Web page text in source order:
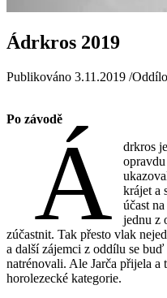
Ádrkros 2019
Publikováno 3.11.2019 /
Po závodě
Á
drkros
krájet a
účast
jednu z
zúčastnit. Tak přesto vlak
a další zájemci z oddílu se
natrénovali. Ale Jarča přijela a
horolezecké kategorie.